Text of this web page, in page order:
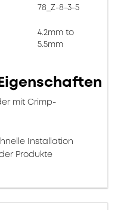
78_Z-8-3-5
4.2mm to
5.5mm
mit Crimp-
Installation
Produkte